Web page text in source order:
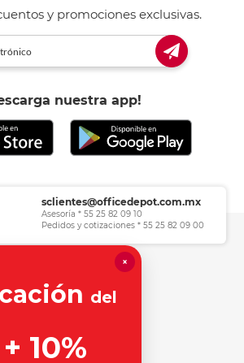
y promociones exclusivas.
nuestra app!
sclientes@officedepot.com.mx
Asesoría * 55 25 82 09 10
Pedidos y cotizaciones * 55 25 82 09 00
de consulta
×
del
10%